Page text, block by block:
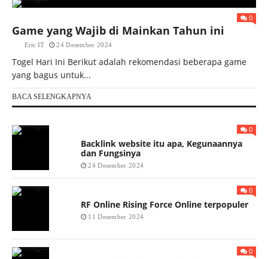
0
Game yang Wajib di Mainkan Tahun ini
Eric IT 24 Desember 2024
Togel Hari Ini Berikut adalah rekomendasi beberapa game
yang bagus untuk...
BACA SELENGKAPNYA
0
Backlink website itu apa, Kegunaannya
dan Fungsinya
24 Desember 2024
0
RF Online Rising Force Online terpopuler
11 Desember 2024
0